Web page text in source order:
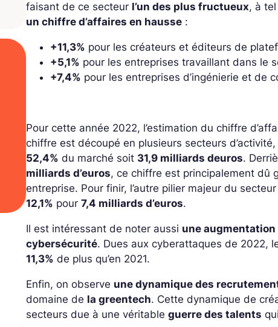
faisant de ce secteur l’un des plus fructueux, à
un chiffre d’affaires en hausse :
+11,3% pour les créateurs et éditeurs de
+5,1% pour les entreprises travaillant dans le
+7,4% pour les entreprises d’ingénierie et de
Pour cette année 2022, l’estimation du chiffre
chiffre est découpé en plusieurs secteurs
52,4% du marché soit 31,9 milliards deuros.
milliards d’euros, ce chiffre est principalement dû
entreprise. Pour finir, l’autre pilier majeur du
12,1% pour7,4 milliards d’euros.
Il est intéressant de noter aussi une
cybersécurité. Dues aux cyberattaques de 2022,
11,3% de plus qu’en 2021.
Enfin, on observe une dynamique des
domaine de la greentech. Cette dynamique de
secteurs due à une véritableguerre des talents